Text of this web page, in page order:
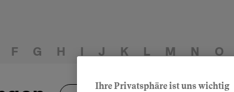
F G H I J K L M N O
Ihre Privatsphäre ist uns wichtig